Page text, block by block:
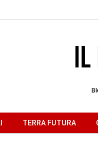
TERRA FUTURA